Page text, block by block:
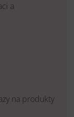
a
na produkty